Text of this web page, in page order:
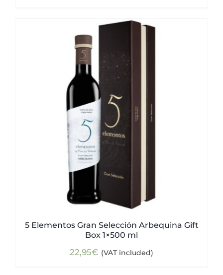
5 Elementos Gran Selección Arbequina Gift
Box 1×500 ml
22,95€ (VAT included)